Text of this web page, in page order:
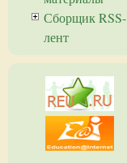
Сборщик RSS-
лент